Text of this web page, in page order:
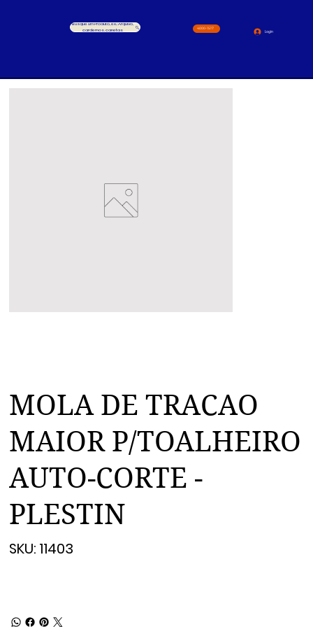
Busque um Produto, ex.: Arquivo,
cardernos, canetas
4000-1517
Login
MOLA DE TRACAO
MAIOR P/TOALHEIRO
AUTO-CORTE -
PLESTIN
SKU:
11403
11403